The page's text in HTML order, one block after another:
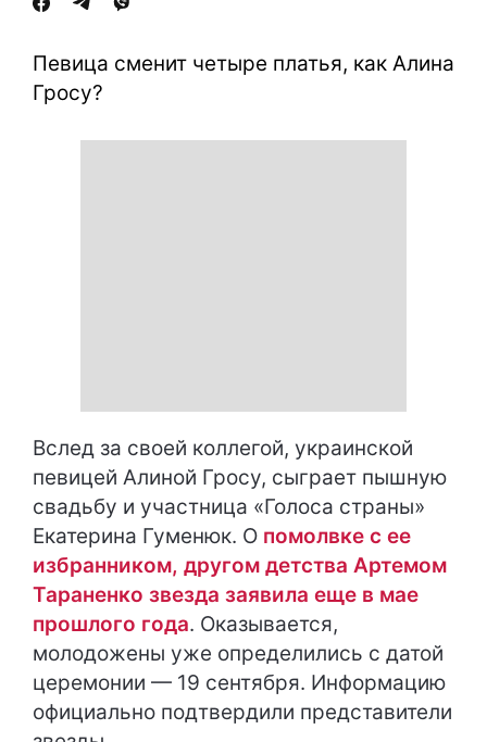
Певица сменит четыре платья, как Алина
Гросу?
Вслед за своей коллегой, украинской
певицей Алиной Гросу, сыграет пышную
свадьбу и участница «Голоса страны»
Екатерина Гуменюк. О помолвке с ее
избранником, другом детства Артемом
Тараненко звезда заявила еще в мае
прошлого года. Оказывается,
молодожены уже определились с датой
церемонии — 19 сентября. Информацию
официально подтвердили представители